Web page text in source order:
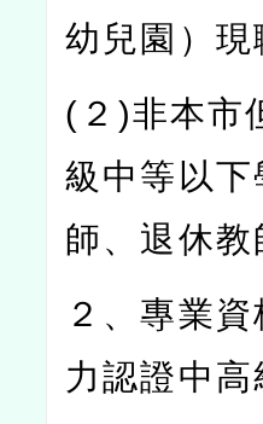
幼兒園）
( ２ )非本市
級中等以
師、退休教
２、專業
力認證中